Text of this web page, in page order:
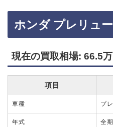
ホンダ プレリュ
現在の買取相場: 66.5万
項目
車種 プ
年式 全